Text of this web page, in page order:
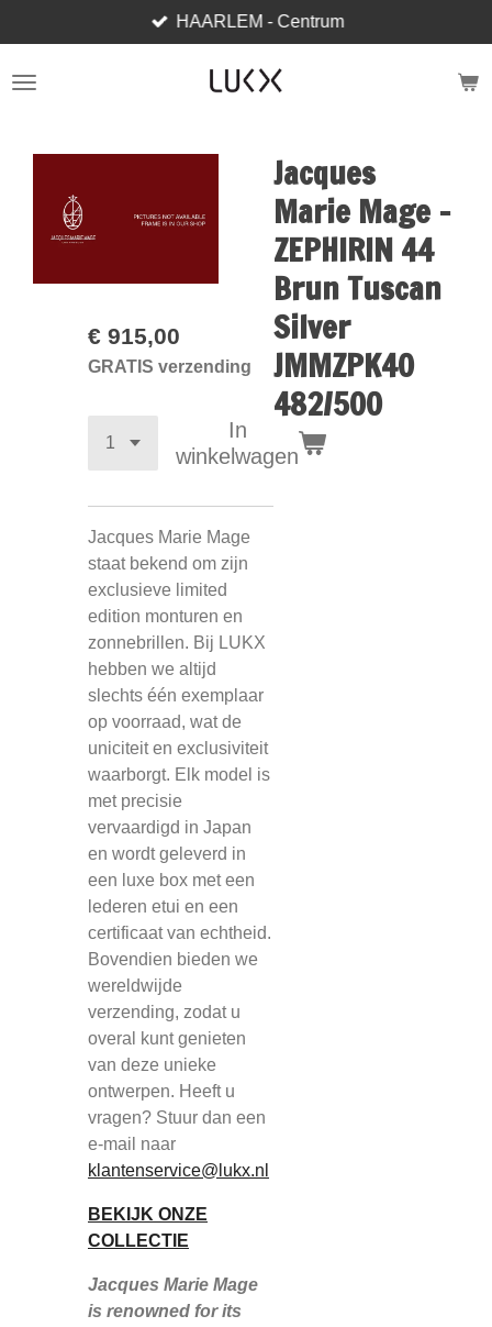
direct
naar
HAARLEM - Centrum
Jacques
Marie Mage -
ZEPHIRIN 44
Brun Tuscan
Silver
JMMZPK40
482/500
€ 915,00
GRATIS verzending
In
winkelwagen
Jacques Marie Mage
staat bekend om zijn
exclusieve limited
edition monturen en
zonnebrillen. Bij LUKX
hebben we altijd
slechts één exemplaar
op voorraad, wat de
uniciteit en exclusiviteit
waarborgt. Elk model is
met precisie
vervaardigd in Japan
en wordt geleverd in
een luxe box met een
lederen etui en een
certificaat van echtheid.
Bovendien bieden we
wereldwijde
verzending, zodat u
overal kunt genieten
van deze unieke
ontwerpen. Heeft u
vragen? Stuur dan een
e-mail naar
klantenservice@lukx.nl
BEKIJK ONZE
COLLECTIE
Jacques Marie Mage
is renowned for its